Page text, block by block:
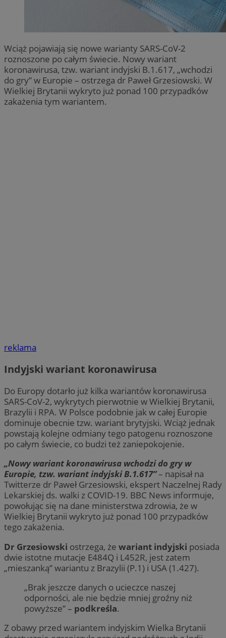
Wciąż pojawiają się nowe warianty SARS-CoV-2
roznoszone po całym świecie. Nowy wariant
koronawirusa, tzw. wariant indyjski B.1.617, „wchodzi
do gry” w Europie – ostrzega dr Paweł Grzesiowski. W
Wielkiej Brytanii wykryto już ponad 100 przypadków
zakażenia tym wariantem.
reklama
Indyjski wariant koronawirusa
Do Europy dotarło już kilka wariantów koronawirusa
SARS-CoV-2, wykrytych pierwotnie w Wielkiej Brytanii,
Brazylii i RPA. W Polsce podobnie jak w całej Europie
dominuje obecnie tzw. wariant brytyjski. Wciąż jednak
powstają kolejne odmiany tego patogenu roznoszone
po całym świecie, co budzi też zaniepokojenie.
„Nowy wariant koronawirusa wchodzi do gry w
Europie, tzw. wariant indyjski B.1.617”– napisał na
Twitterze dr Paweł Grzesiowski, ekspert Naczelnej Rady
Lekarskiej ds. walki z COVID-19. BBC News informuje,
powołując się na dane ministerstwa zdrowia, że w
Wielkiej Brytanii wykryto już ponad 100 przypadków
tego zakażenia.
Dr Grzesiowski ostrzega, że wariant indyjski posiada
dwie istotne mutacje E484Q i L452R, jest zatem
„mieszanką” wariantu z Brazylii (P.1) i USA (1.427).
„Brak jeszcze danych o ucieczce naszej
odporności, ale nie będzie mniej groźny niż
powyższe” – podkreśla.
Z obawy przed wariantem indyjskim Wielka Brytanii